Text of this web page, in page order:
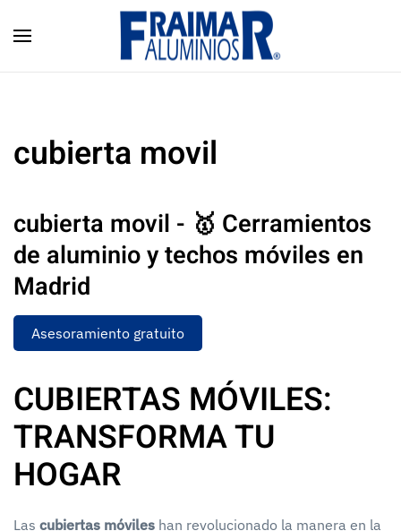
Skip to main content
cubierta movil
cubierta movil - 🥇 Cerramientos
de aluminio y techos móviles en
Madrid
Asesoramiento gratuito
CUBIERTAS MÓVILES:
TRANSFORMA TU
HOGAR
Las cubiertas móviles han revolucionado la manera en la